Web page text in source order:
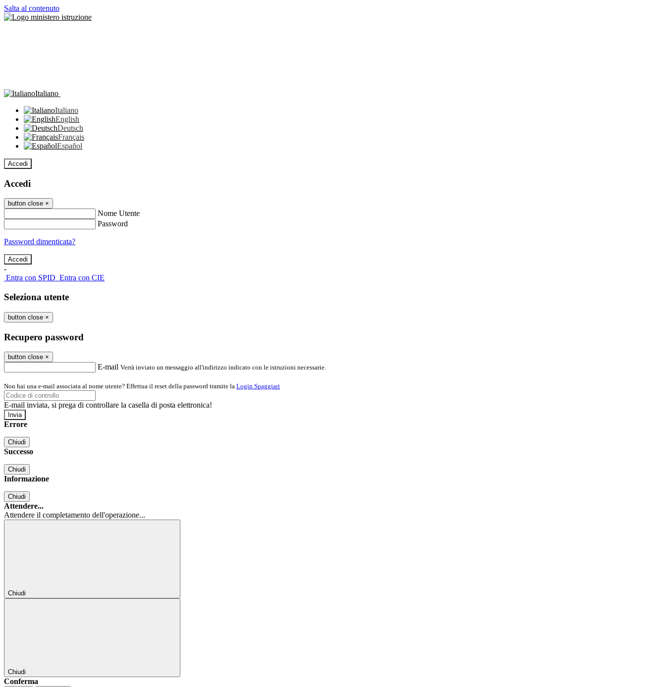
Salta al contenuto
Italiano
Italiano
English
Deutsch
Français
Español
Accedi
Accedi
button close ×
Nome Utente
Password
Password dimenticata?
-
Entra con SPID Entra con CIE
Seleziona utente
button close ×
Recupero password
button close ×
E-mail Verrà inviato un messaggio all'indirizzo indicato con le istruzioni necessarie.
Non hai una e-mail associata al nome utente? Effettua il reset della password tramite la Login Spaggiari
E-mail inviata, si prega di controllare la casella di posta elettronica!
Errore
Chiudi
Successo
Chiudi
Informazione
Chiudi
Attendere...
Attendere il completamento dell'operazione...
Chiudi
Chiudi
Conferma